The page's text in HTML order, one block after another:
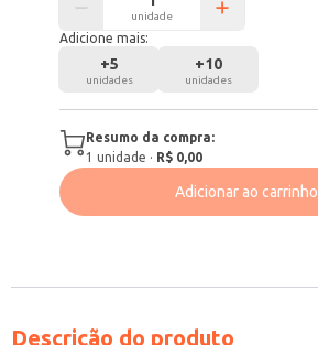
unidade
Adicione mais:
+5
unidades
+10
unidades
Resumo da compra:
1 unidade · R$ 0,00
Adicionar ao carrinho
Descrição do produto